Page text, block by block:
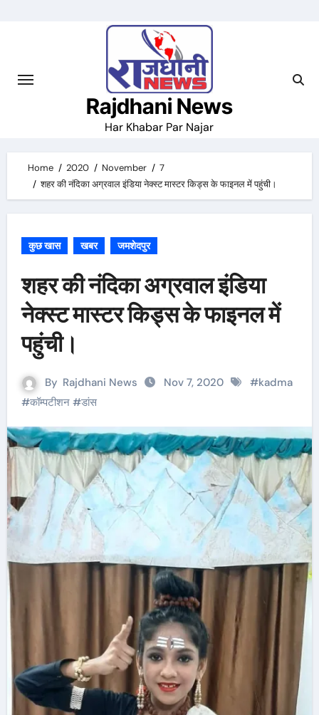
Rajdhani News
Har Khabar Par Najar
Home 2020 November
7
शहर की नंदिका अग्रवाल इंडिया नेक्स्ट मास्टर किड्स के फाइनल में पहुंची।
कुछ खास खबर जमशेदपुर
शहर की नंदिका अग्रवाल इंडिया
नेक्स्ट मास्टर किड्स के फाइनल में
पहुंची।
By Rajdhani News Nov 7, 2020 #kadma
#कॉम्पटीशन#डांस